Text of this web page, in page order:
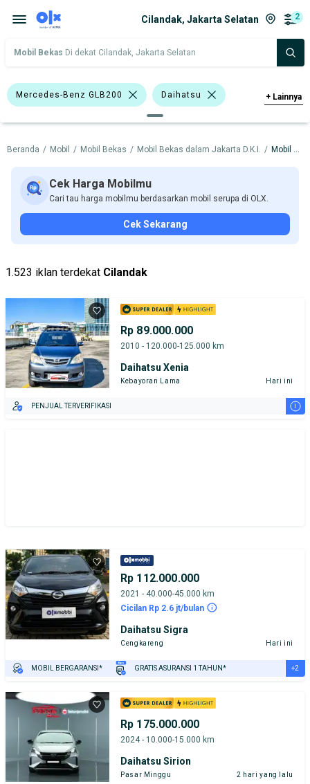
Cilandak, Jakarta Selatan 2
Mobil Bekas Di dekat Cilandak, Jakarta Selatan
Mercedes-Benz GLB200 Daihatsu
Mercedes-Benz
Harga Merek Dan Model Tahun
Tipe Bodi Tipe Membership
+ Lainnya
Beranda / Mobil / Mobil Bekas / Mobil Bekas dalam Jakarta D.K.I. / Mobil Bekas dalam Jakarta Selatan
Cek Harga Mobilmu
Cari tau harga mobilmu berdasarkan mobil serupa di OLX.
Cek Sekarang
1.523 iklan terdekat Cilandak
Rp 89.000.000
2010 - 120.000-125.000 km
Daihatsu Xenia
Kebayoran Lama Hari ini
PENJUAL TERVERIFIKASI i
Rp 112.000.000
2021 - 40.000-45.000 km
Cicilan Rp 2.6 jt/bulan
Daihatsu Sigra
Cengkareng Hari ini
MOBIL BERGARANSI* GRATIS ASURANSI 1 TAHUN* +2
Rp 175.000.000
2024 - 10.000-15.000 km
Daihatsu Sirion
Pasar Minggu 2 hari yang lalu